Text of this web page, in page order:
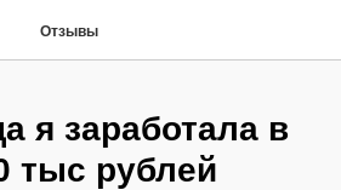
Отзывы
я заработала в
тыс рублей